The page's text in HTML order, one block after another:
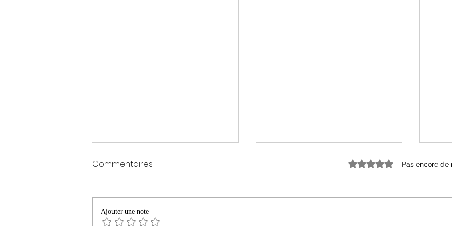
Commentaires Noté 0 étoile sur 5.Pas encore de
Ajouter une note